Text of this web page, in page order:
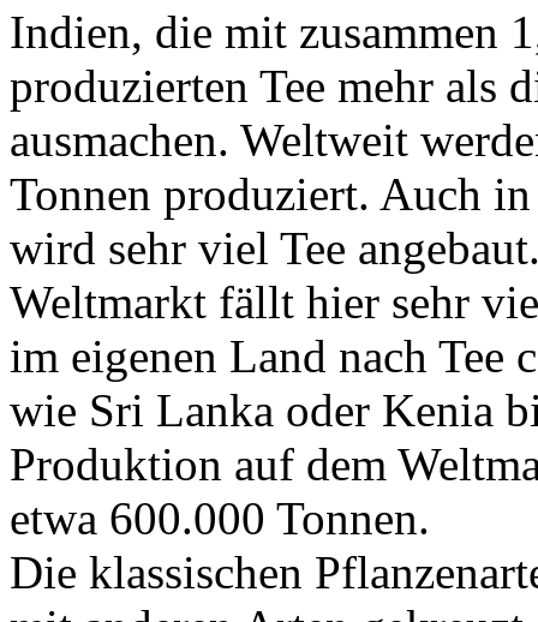
Indien, die mit zusammen
produzierten Tee mehr als
ausmachen. Weltweit
Tonnen produziert. Auch
wird sehr viel Tee
Weltmarkt fällt hier sehr
im eigenen Land nach Tee
wie Sri Lanka oder Kenia
Produktion auf dem
etwa 600.000 Tonnen.
Die klassischen